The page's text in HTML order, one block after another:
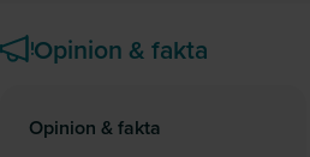
Opinion & fakta
Opinion & fakta